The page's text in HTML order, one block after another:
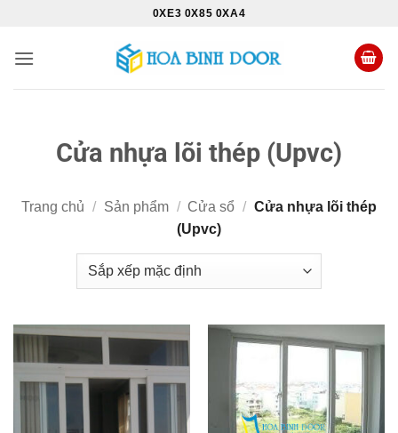
nội
0XE3 0X85 0XA4
Cửa nhựa lõi thép (Upvc)
Trang chủ / Sản phẩm / Cửa sổ / Cửa nhựa lõi thép
(Upvc)